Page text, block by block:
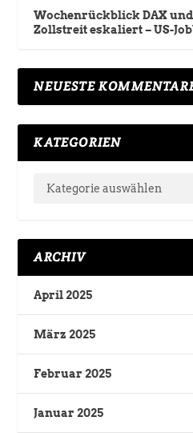
Wochenrückblick DAX
Zollstreit eskaliert – US-
NEUESTE
KATEGORIEN
ARCHIV
April 2025
März 2025
Februar 2025
Januar 2025